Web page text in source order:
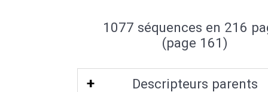
1077 séquences en 216
(page 161)
Descripteurs parents